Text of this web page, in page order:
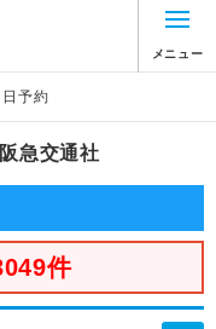
メニュー
日予約
急交通社
件